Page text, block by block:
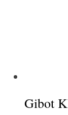
Gibot